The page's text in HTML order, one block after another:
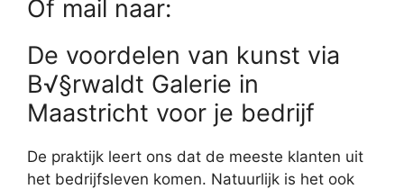
Of mail naar:
De voordelen van kunst via
B√§rwaldt Galerie in
Maastricht voor je bedrijf
De praktijk leert ons dat de meeste klanten uit
het bedrijfsleven komen. Natuurlijk is het ook